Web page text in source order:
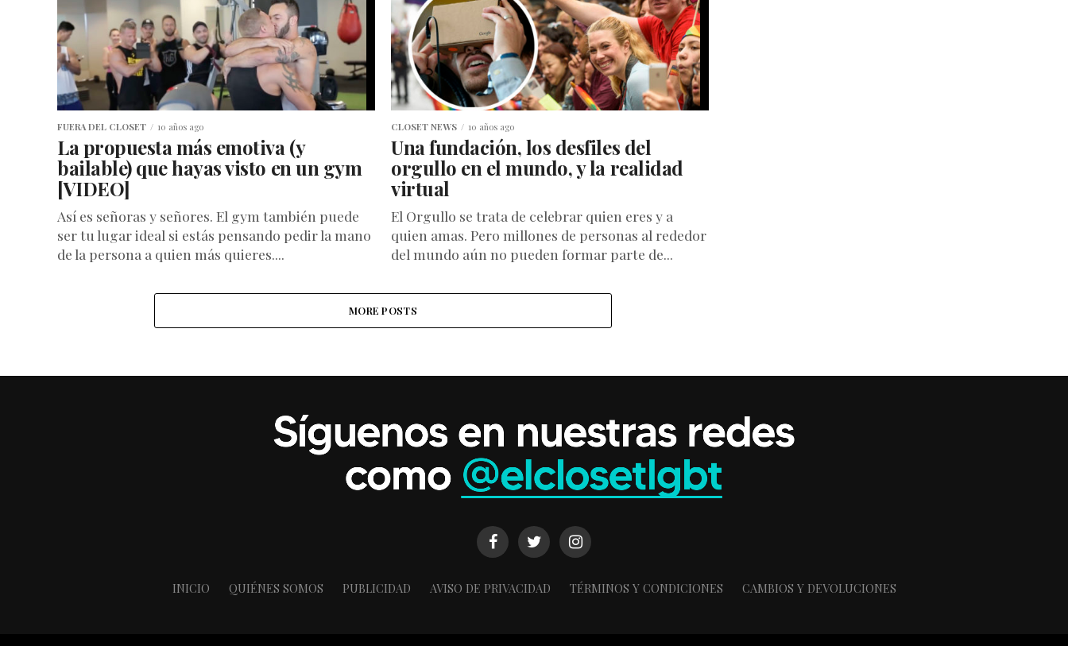
FUERA DEL CLOSET 10 años ago
La propuesta más emotiva (y
bailable) que hayas visto en un gym
[VIDEO]
Así es señoras y señores. El gym también puede
ser tu lugar ideal si estás pensando pedir la mano
de la persona a quien más quieres....
CLOSET NEWS 10 años ago
Una fundación, los desfiles del
orgullo en el mundo, y la realidad
virtual
El Orgullo se trata de celebrar quien eres y a
quien amas. Pero millones de personas al rededor
del mundo aún no pueden formar parte de...
MORE POSTS
INICIO QUIÉNES SOMOS PUBLICIDAD AVISO DE PRIVACIDAD TÉRMINOS Y CONDICIONES CAMBIOS Y DEVOLUCIONES